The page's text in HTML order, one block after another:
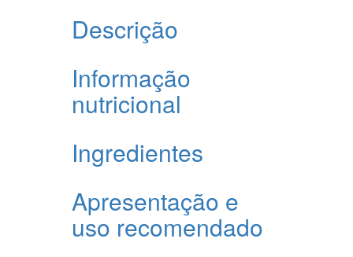
Descrição
Informação
nutricional
Ingredientes
Apresentação e
uso recomendado